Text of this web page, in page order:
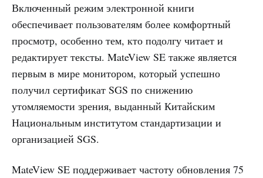
Включенный режим электронной книги
обеспечивает пользователям более комфортный
просмотр, особенно тем, кто подолгу читает и
редактирует тексты. MateView SE также является
первым в мире монитором, который успешно
получил сертификат SGS по снижению
утомляемости зрения, выданный Китайским
Национальным институтом стандартизации и
организацией SGS.
MateView SE поддерживает частоту обновления 75